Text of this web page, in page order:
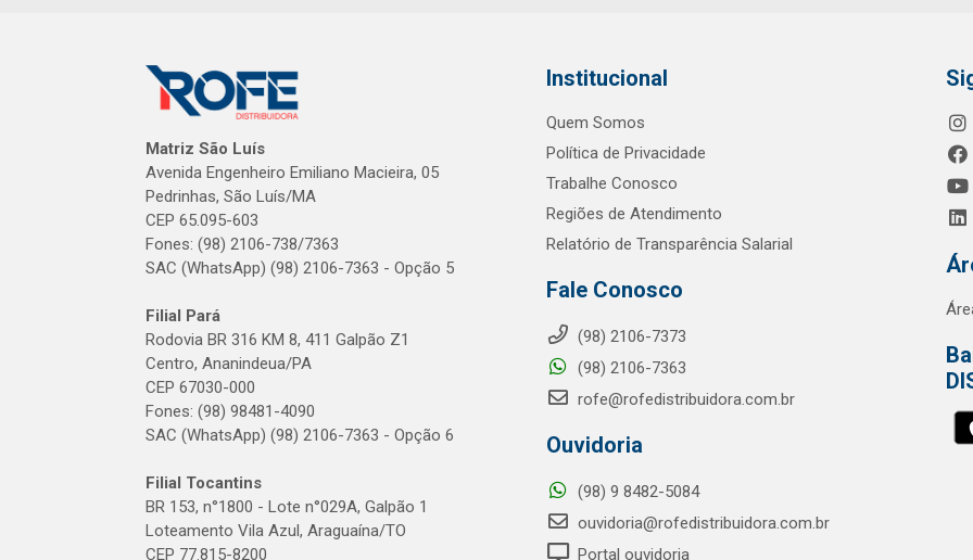
Matriz São Luís
Avenida Engenheiro Emiliano Macieira, 05
Pedrinhas, São Luís/MA
CEP 65.095-603
Fones: (98) 2106-738/7363
SAC (WhatsApp) (98) 2106-7363 - Opção 5
Filial Pará
Rodovia BR 316 KM 8, 411 Galpão Z1
Centro, Ananindeua/PA
CEP 67030-000
Fones: (98) 98481-4090
SAC (WhatsApp) (98) 2106-7363 - Opção 6
Filial Tocantins
BR 153, n°1800 - Lote n°029A, Galpão 1
Loteamento Vila Azul, Araguaína/TO
CEP 77.815-8200
Institucional
Quem Somos
Política de Privacidade
Trabalhe Conosco
Regiões de Atendimento
Relatório de Transparência Salarial
Fale Conosco
(98) 2106-7373
(98) 2106-7363
rofe@rofedistribuidora.com.br
Ouvidoria
(98) 9 8482-5084
ouvidoria@rofedistribuidora.com.br
Portal ouvidoria